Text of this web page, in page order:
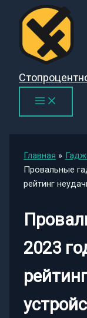
Перейти
содержимому
Главная
Провальные
рейтинг
2023